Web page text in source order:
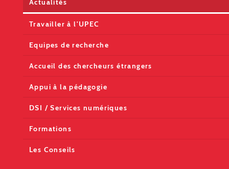
Travailler à l'UPEC
Equipes de recherche
Accueil des chercheurs étrangers
Appui à la pédagogie
DSI / Services numériques
Formations
Les Conseils